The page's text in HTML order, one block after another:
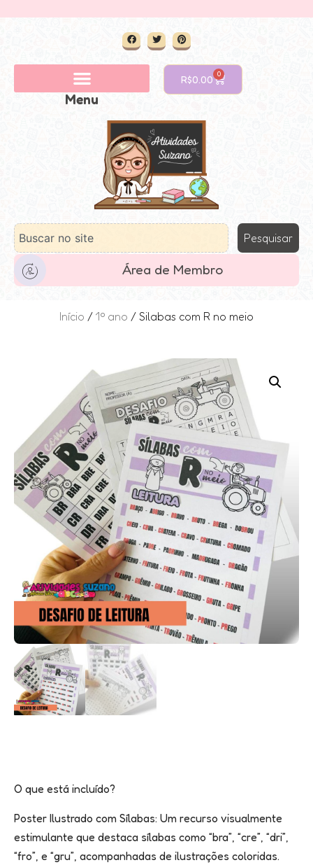
Menu
R$0.00 0
Pesquisar
Área de Membro
Início / 1º ano / Silabas com R no meio
O que está incluído?
Poster Ilustrado com Sílabas: Um recurso visualmente
estimulante que destaca sílabas como “bra”, “cre”, “dri”,
“fro”, e “gru”, acompanhadas de ilustrações coloridas.